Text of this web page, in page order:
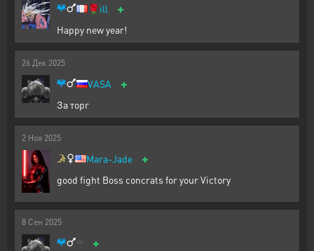
🌹ill +
Happy new year!
26 Дек 2025
VASA +
За торг
2 Ноя 2025
Mara-Jade +
good fight Boss concrats for your Victory
8 Сен 2025
+